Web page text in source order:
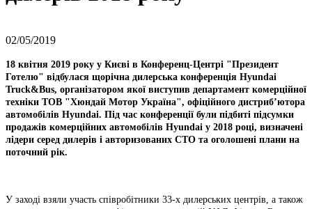
02/05/2019
18 квітня 2019 року у Києві в Конференц-Центрі "Президент
Готелю" відбулася щорічна дилерська конференція Hyundai
Truck&Bus, організатором якої виступив департамент комерційної
техніки ТОВ "Хюндай Мотор Україна", офіційного дистриб’ютора
автомобілів Hyundai. Під час конференції були підбиті підсумки
продажів комерційних автомобілів Hyundai у 2018 році, визначені
лідери серед дилерів і авторизованих СТО та оголошені плани на
поточний рік.
У заході взяли участь співробітники 33-х дилерських центрів, а також